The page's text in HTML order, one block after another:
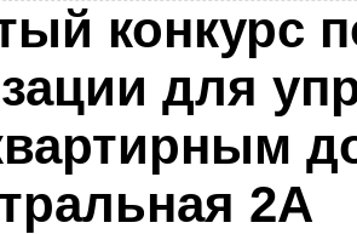
конкурс
для
2А